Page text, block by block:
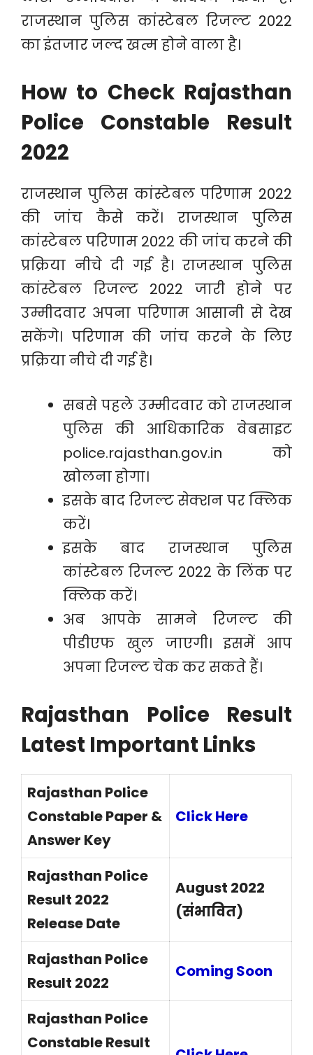
राजस्थान पुलिस कांस्टेबल रिजल्ट 2022
का इंतजार जल्द खत्म होने वाला है।
How to Check Rajasthan
Police Constable Result
2022
राजस्थान पुलिस कांस्टेबल परिणाम 2022
की जांच कैसे करें। राजस्थान पुलिस
कांस्टेबल परिणाम 2022 की जांच करने की
प्रक्रिया नीचे दी गई है। राजस्थान पुलिस
कांस्टेबल रिजल्ट 2022 जारी होने पर
उम्मीदवार अपना परिणाम आसानी से देख
सकेंगे। परिणाम की जांच करने के लिए
प्रक्रिया नीचे दी गई है।
सबसे पहले उम्मीदवार को राजस्थान
पुलिस की आधिकारिक वेबसाइट
police.rajasthan.gov.in को
खोलना होगा।
इसके बाद रिजल्ट सेक्शन पर क्लिक
करें।
इसके बाद राजस्थान पुलिस
कांस्टेबल रिजल्ट 2022 के लिंक पर
क्लिक करें।
अब आपके सामने रिजल्ट की
पीडीएफ खुल जाएगी। इसमें आप
अपना रिजल्ट चेक कर सकते हैं।
Rajasthan Police Result
Latest Important Links
Rajasthan Police
Constable Paper &
Answer Key
Click Here
Rajasthan Police
Result 2022
Release Date
August 2022
(संभावित)
Rajasthan Police
Result 2022
Coming Soon
Rajasthan Police
Constable Result